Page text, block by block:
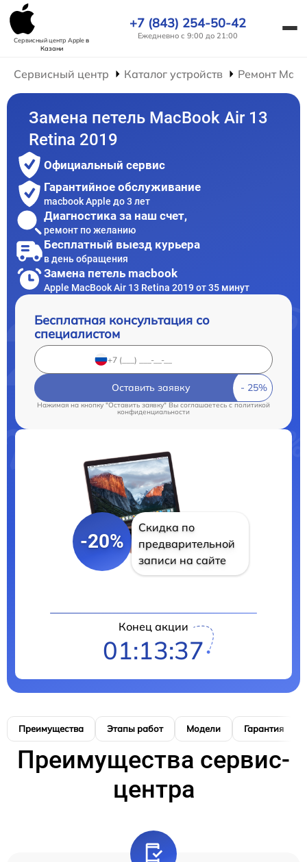
Сервисный центр Appleв
Казани
+7 (843) 254-50-42
Ежедневно с 9:00 до 21:00
Сервисный центр Каталог устройств Ремонт
Замена петель MacBook Air 13
Retina 2019
Официальный сервис
Гарантийное обслуживание
macbook Apple до 3 лет
Диагностика за наш счет,
ремонт по желанию
Бесплатный выезд курьера
в день обращения
Замена петель macbook
Apple MacBook Air 13 Retina 2019 от 35 минут
Бесплатная консультация со
специалистом
Оставить заявку
Нажимая на кнопку "Оставить заявку" Вы соглашаетесь cполитикой
конфиденциальности
-20%
Скидка по
предварительной
записи на сайте
Конец акции
01:13:37
Преимущества Этапы работ Модели Гарантия
Преимущества сервис-
центра